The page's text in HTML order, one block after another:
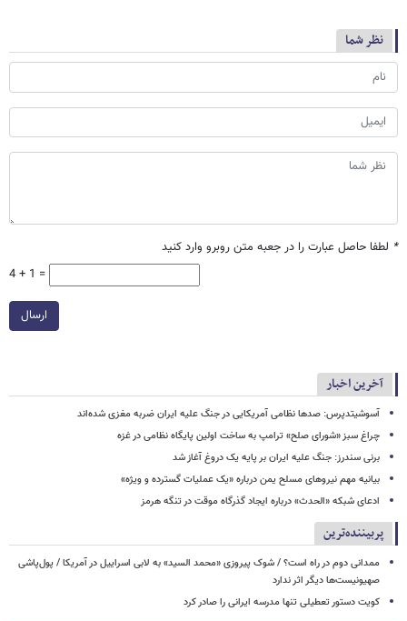
نظر شما
* لطفا حاصل عبارت را در جعبه متن روبرو وارد کنید
4 + 1 =
ارسال
آخرین اخبار
آسوشیتدپرس: صدها نظامی آمریکایی در جنگ علیه ایران ضربه مغزی شده‌اند
چراغ سبز «شورای صلح» ترامپ به ساخت اولین پایگاه نظامی در غزه
برنی سندرز: جنگ علیه ایران بر پایه یک دروغ آغاز شد
بیانیه مهم نیروهای مسلح یمن درباره «یک عملیات گسترده و ویژه»
ادعای شبکه «الحدث» درباره ایجاد گذرگاه موقت در تنگه هرمز
پربیننده‌ترین
ممدانی دوم در راه است؟ / شوک پیروزی «محمد السید» به لابی اسراییل در آمریکا / پول‌پاشی
صهیونیست‌ها دیگر اثر ندارد
کویت دستور تعطیلی تنها مدرسه ایرانی را صادر کرد